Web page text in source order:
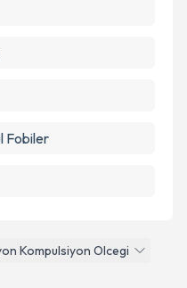
Kompulsiyon Olcegi
Fobiler